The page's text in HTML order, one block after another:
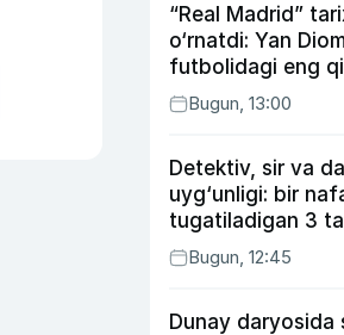
“Real Madrid”
o‘rnatdi: Yan
futbolidagi eng
transferga aylandi
Bugun, 13:00
Detektiv, sir va
uyg‘unligi: bir
tugatiladigan 3 ta
Bugun, 12:45
Dunay daryosida